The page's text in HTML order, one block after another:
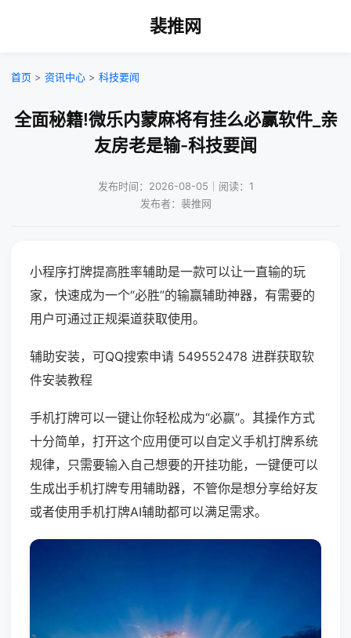
裴推网
首页 > 资讯中心 > 科技要闻
全面秘籍!微乐内蒙麻将有挂么必赢软件_亲
友房老是输-科技要闻
发布时间：2026-08-05｜阅读：1
发布者：裴推网
小程序打牌提高胜率辅助是一款可以让一直输的玩
家，快速成为一个“必胜”的输赢辅助神器，有需要的
用户可通过正规渠道获取使用。
辅助安装，可QQ搜索申请 549552478 进群获取软
件安装教程
手机打牌可以一键让你轻松成为“必赢”。其操作方式
十分简单，打开这个应用便可以自定义手机打牌系统
规律，只需要输入自己想要的开挂功能，一键便可以
生成出手机打牌专用辅助器，不管你是想分享给好友
或者使用手机打牌AI辅助都可以满足需求。